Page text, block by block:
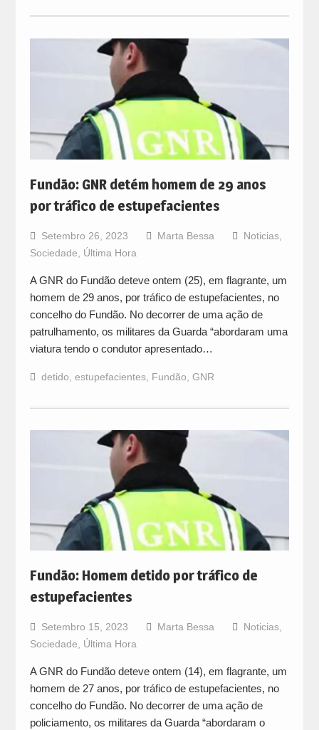
Fundão: GNR detém homem de 29 anos
por tráfico de estupefacientes
Setembro 26, 2023 Marta Bessa Noticias,
Sociedade
Última Hora
A GNR do Fundão deteve ontem (25), em flagrante, um
homem de 29 anos, por tráfico de estupefacientes, no
concelho do Fundão. No decorrer de uma ação de
patrulhamento, os militares da Guarda “abordaram uma
viatura tendo o condutor apresentado…
detido estupefacientes, Fundão GNR
Fundão: Homem detido por tráfico de
estupefacientes
Setembro 15, 2023 Marta Bessa Noticias,
Sociedade, Última Hora
A GNR do Fundão deteve ontem (14), em flagrante, um
homem de 27 anos, por tráfico de estupefacientes, no
concelho do Fundão. No decorrer de uma ação de
policiamento, os militares da Guarda “abordaram o